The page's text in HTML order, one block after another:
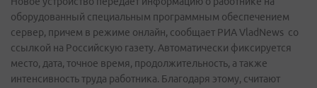
оборудованный специальным программным обеспечением
сервер, причем в режиме онлайн, сообщает РИА VladNews со
ссылкой на Российскую газету. Автоматически фиксируется
место, дата, точное время, продолжительность, а также
интенсивность труда работника. Благодаря этому, считают